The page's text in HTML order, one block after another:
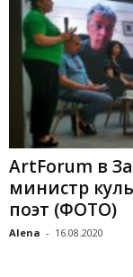
ArtForum в
министр
поэт (ФОТО)
Alena - 16.08.2020